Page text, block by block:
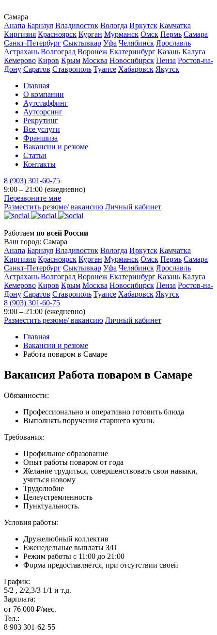
Самара
Анапа Барнаул Владивосток Вологда Иркутск Камчатка
Киргизия Красноярск Курган Мурманск Омск Пермь Самара
Санкт-Петербург Сыктывкар Уфа Челябинск Ярославль
Астрахань Волгоград Воронеж Екатеринбург Казань Калуга
Кемерово Киров Крым Москва Новосибирск Пенза Ростов-на-
Дону Саратов Ставрополь Туапсе Хабаровск Якутск
Главная
О компании
Аутстаффинг
Аутсорсинг
Рекрутинг
Все услуги
Франшиза
Вакансии и резюме
Статьи
Контакты
8 (903) 301-60-75
9:00 – 21:00 (ежедневно)
Перезвоните мне
Разместить резюме/ вакансию Личный кабинет
Работаем по всей России
Ваш город: Самара
Анапа Барнаул Владивосток Вологда Иркутск Камчатка
Киргизия Красноярск Курган Мурманск Омск Пермь Самара
Санкт-Петербург Сыктывкар Уфа Челябинск Ярославль
Астрахань Волгоград Воронеж Екатеринбург Казань Калуга
Кемерово Киров Крым Москва Новосибирск Пенза Ростов-на-
Дону Саратов Ставрополь Туапсе Хабаровск Якутск
8 (903) 301-60-75
9:00 – 21:00 (ежедневно)
Разместить резюме/ вакансию Личный кабинет
Главная
Вакансии и резюме
Работа поваром в Самаре
Вакансия Работа поваром в Самаре
Обязанности:
Профессионально и оперативно готовить блюда
Выполнять поручения старшего кухни.
Требования:
Профильное образование
Опыт работы поваром от года
Желание трудиться, совершенствовать свои навыки,
учиться новому
Трудолюбие
Целеустремленность
Пунктуальность.
Условия работы:
Дружелюбный коллектив
Еженедельные выплаты З/П
Режим работы с 11:00 до 21:00
Форма предоставляется, при отсутствии своей
График:
5/2 , 2/2,3/3 1/1 и т.д.
Зарплата:
от 76 000 ₽/мес.
Тел.:
8 903 301-62-55